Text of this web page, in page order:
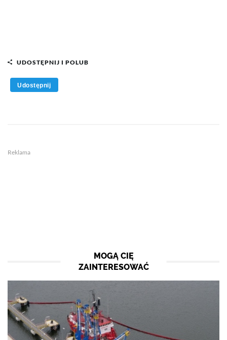
UDOSTĘPNIJ I POLUB
Udostępnij
Reklama
MOGĄ CIĘ
ZAINTERESOWAĆ